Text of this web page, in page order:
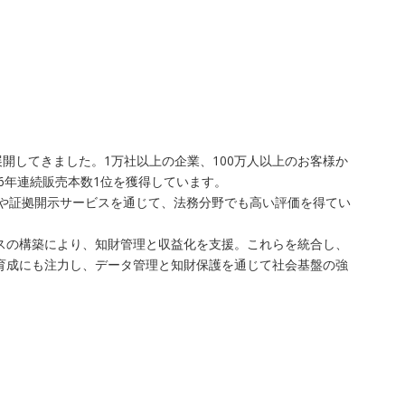
してきました。1万社以上の企業、100万人以上のお客様か
連続販売本数1位を獲得しています。
拠開示サービスを通じて、法務分野でも高い評価を得てい
構築により、知財管理と収益化を支援。これらを統合し、
にも注力し、データ管理と知財保護を通じて社会基盤の強